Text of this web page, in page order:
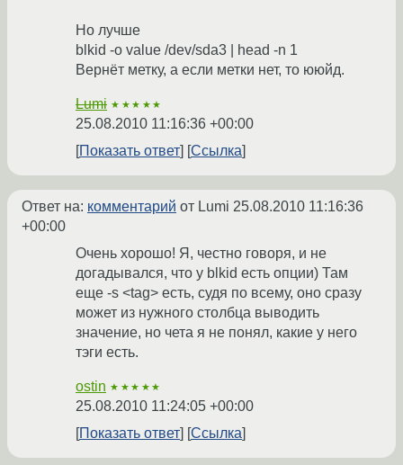
Но лучше
blkid -o value /dev/sda3 | head -n 1
Вернёт метку, а если метки нет, то ююйд.
Lumi ★★★★★
25.08.2010 11:16:36 +00:00
Показать ответ
Ссылка
Ответ на: комментарий от Lumi 25.08.2010 11:16:36
+00:00
Очень хорошо! Я, честно говоря, и не
догадывался, что у blkid есть опции) Там
еще -s <tag> есть, судя по всему, оно сразу
может из нужного столбца выводить
значение, но чета я не понял, какие у него
тэги есть.
ostin ★★★★★
25.08.2010 11:24:05 +00:00
Показать ответ
Ссылка